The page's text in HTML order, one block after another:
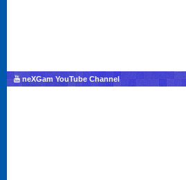
neXGam YouTube Channel